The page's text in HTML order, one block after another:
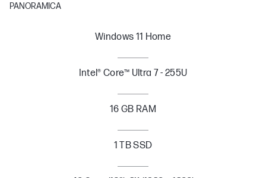
PANORAMICA
Windows 11 Home
Intel® Core™ Ultra 7 - 255U
16 GB RAM
1 TB SSD